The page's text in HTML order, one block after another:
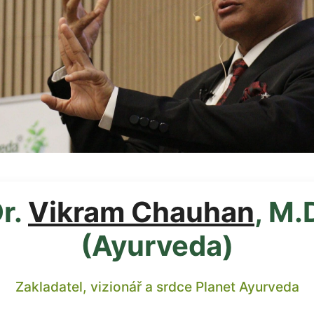
Vikram Chauhan,
(Ayurveda)
Zakladatel, vizionář a srdce Planet Ayurveda